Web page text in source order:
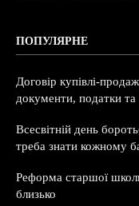
ПОПУЛЯРНЕ
Договір купівлі-
документи, податки та
Всесвітній день
треба знати кожному
Реформа старшої
близько